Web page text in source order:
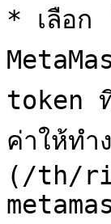
* เลือ
token
ค่าให้ท
(/th/